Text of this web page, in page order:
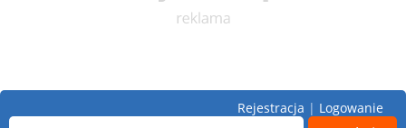
Rejestracja | Logowanie